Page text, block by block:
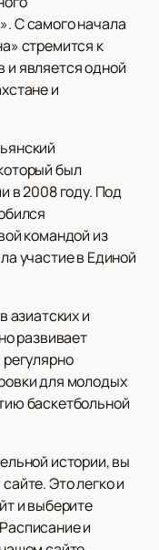
С самого начала
стремится к
и является одной
и
был
в 2008 году. Под
командой из
участие в Единой
азиатских и
развивает
для молодых
баскетбольной
истории, вы
Это легко и
и выберите
и